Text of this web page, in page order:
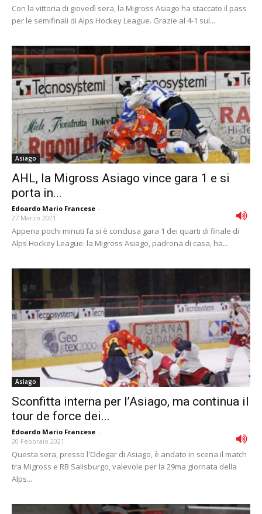
Con la vittoria di giovedì sera, la Migross Asiago ha staccato il pass
per le semifinali di Alps Hockey League. Grazie al 4-1 sul...
Asiago
AHL, la Migross Asiago vince gara 1 e si
porta in...
Edoardo Mario Francese -
27 Marzo 2021
Appena pochi minuti fa si è conclusa gara 1 dei quarti di finale di
Alps Hockey League: la Migross Asiago, padrona di casa, ha...
Asiago
Sconfitta interna per l’Asiago, ma continua il
tour de force dei...
Edoardo Mario Francese -
20 Febbraio 2021
Questa sera, presso l'Odegar di Asiago, è andato in scena il match
tra Migross e RB Salisburgo, valevole per la 29ma giornata della
Alps...